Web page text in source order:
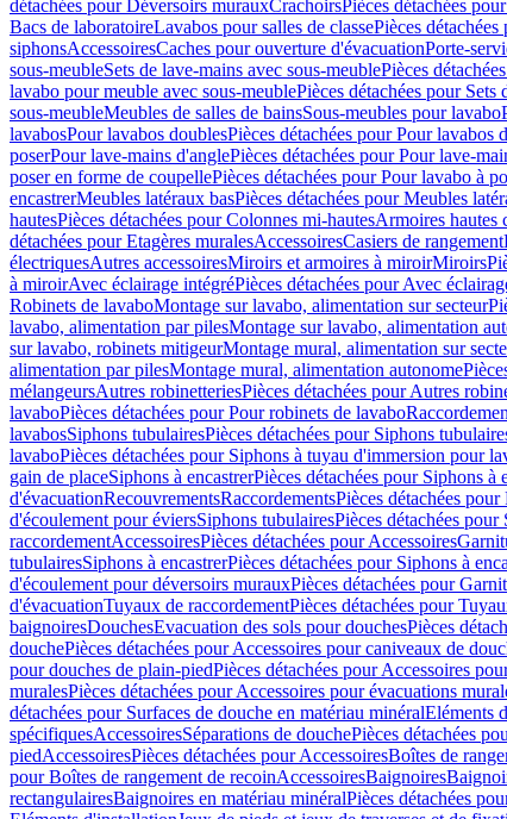
détachées pour Déversoirs murauxCrachoirsPièces détachées
Bacs de laboratoireLavabos pour salles de classePièces
siphonsAccessoiresCaches pour ouverture d'évacuationPorte-
sous-meubleSets de lave-mains avec sous-meublePièces
lavabo pour meuble avec sous-meublePièces détachées pour
sous-meubleMeubles de salles de bainsSous-meubles pour lavabo
lavabosPour lavabos doublesPièces détachées pour Pour lavabos
poserPour lave-mains d'anglePièces détachées pour Pour lave-
poser en forme de coupellePièces détachées pour Pour lavabo à
encastrerMeubles latéraux basPièces détachées pour Meubles
hautesPièces détachées pour Colonnes mi-hautesArmoires hautes
détachées pour Etagères muralesAccessoiresCasiers de rangement
électriquesAutres accessoiresMiroirs et armoires à miroirMiroirs
à miroirAvec éclairage intégréPièces détachées pour Avec
Robinets de lavaboMontage sur lavabo, alimentation sur secteur
lavabo, alimentation par pilesMontage sur lavabo, alimentation
sur lavabo, robinets mitigeurMontage mural, alimentation sur
alimentation par pilesMontage mural, alimentation autonome
mélangeursAutres robinetteriesPièces détachées pour Autres
lavaboPièces détachées pour Pour robinets de lavabo
lavabosSiphons tubulairesPièces détachées pour Siphons
lavaboPièces détachées pour Siphons à tuyau d'immersion pour
gain de placeSiphons à encastrerPièces détachées pour Siphons à
d'évacuationRecouvrementsRaccordementsPièces détachées
d'écoulement pour éviersSiphons tubulairesPièces détachées
raccordementAccessoiresPièces détachées pour Accessoires
tubulairesSiphons à encastrerPièces détachées pour Siphons à
d'écoulement pour déversoirs murauxPièces détachées pour
d'évacuationTuyaux de raccordementPièces détachées pour
baignoiresDouchesEvacuation des sols pour douchesPièces
douchePièces détachées pour Accessoires pour caniveaux de
pour douches de plain-piedPièces détachées pour Accessoires
muralesPièces détachées pour Accessoires pour évacuations
détachées pour Surfaces de douche en matériau minéralEléments
spécifiquesAccessoiresSéparations de douchePièces détachées
piedAccessoiresPièces détachées pour AccessoiresBoîtes de
pour Boîtes de rangement de recoinAccessoiresBaignoires
rectangulairesBaignoires en matériau minéralPièces détachées